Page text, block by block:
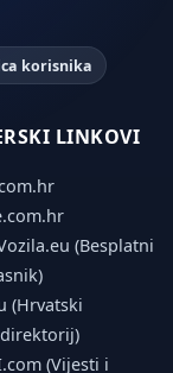
korisnika
LINKOVI
(Besplatni
(Hrvatski
(Vijesti i